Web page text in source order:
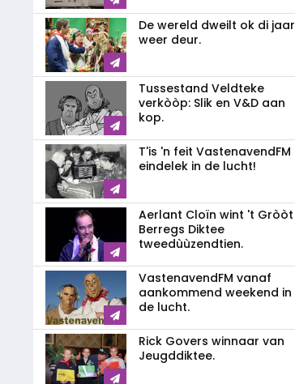
De wereld dweilt ok di jaar
weer deur.
Tussestand Veldteke
verkòòp: Slik en V&D aan
kop.
T'is 'n feit VastenavendFM
eindelek in de lucht!
Aerlant Cloïn wint 't Gròòt
Berregs Diktee
tweedùùzendtien.
VastenavendFM vanaf
aankommend weekend in
de lucht.
Rick Govers winnaar van
Jeugddiktee.